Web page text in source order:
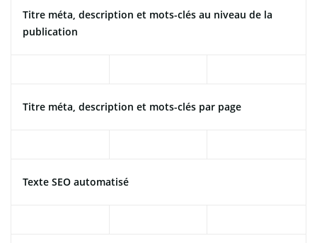
Titre méta, description et mots-clés au niveau de la
publication
Titre méta, description et mots-clés par page
Texte SEO automatisé